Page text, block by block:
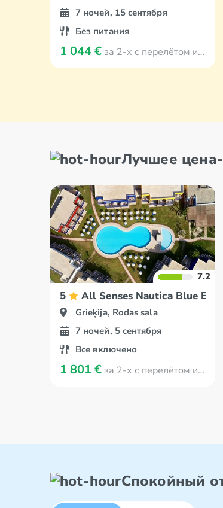
7 ночей, 15 сентября
Без питания
1 044 € за 2-х с перелётом из Viļņa
Лучшее
7.2
5 All Senses Nautica Blue
Grieķija, Rodas sala
7 ночей, 5 сентября
Все включено
1 801 € за 2-х с перелётом из Viļņa
Спокойный